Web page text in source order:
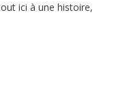
ici à une histoire,